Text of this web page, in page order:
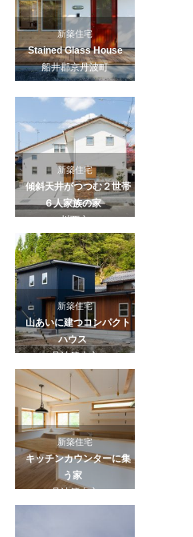
新築住宅
Stained Glass House
船井郡京丹波町
新築住宅
傾斜天井がつつむ２世帯
６人家族の家
川西市
新築住宅
山あいに建つコンパクト
ハウス
丹波篠山市
新築住宅
キッチンカウンターに集
う家
丹波篠山市